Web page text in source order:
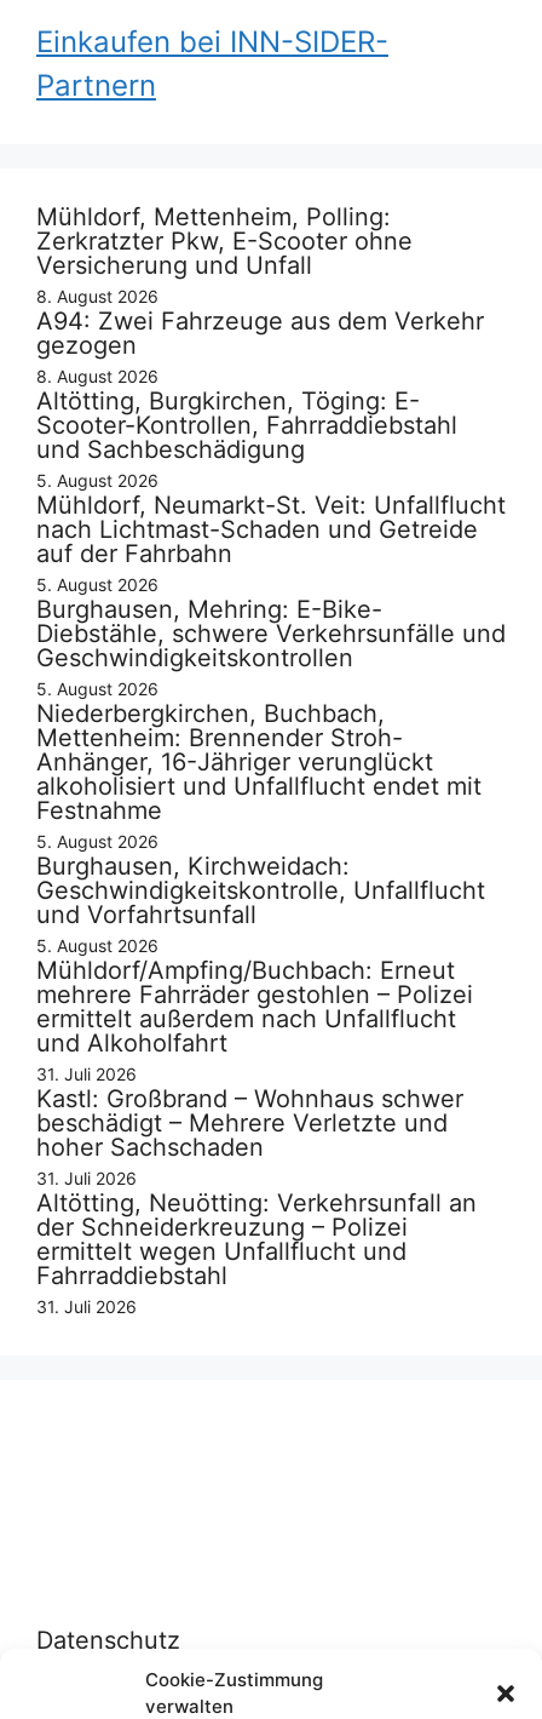
Cookie-Zustimmung
verwalten
Einkaufen bei INN-SIDER-
Partnern
Mühldorf, Mettenheim, Polling:
Zerkratzter Pkw, E-Scooter ohne
Versicherung und Unfall
8. August 2026
A94: Zwei Fahrzeuge aus dem Verkehr
gezogen
8. August 2026
Altötting, Burgkirchen, Töging: E-
Scooter-Kontrollen, Fahrraddiebstahl
und Sachbeschädigung
5. August 2026
Mühldorf, Neumarkt-St. Veit: Unfallflucht
nach Lichtmast-Schaden und Getreide
auf der Fahrbahn
5. August 2026
Burghausen, Mehring: E-Bike-
Diebstähle, schwere Verkehrsunfälle und
Geschwindigkeitskontrollen
5. August 2026
Niederbergkirchen, Buchbach,
Mettenheim: Brennender Stroh-
Anhänger, 16-Jähriger verunglückt
alkoholisiert und Unfallflucht endet mit
Festnahme
5. August 2026
Burghausen, Kirchweidach:
Geschwindigkeitskontrolle, Unfallflucht
und Vorfahrtsunfall
5. August 2026
Mühldorf/Ampfing/Buchbach: Erneut
mehrere Fahrräder gestohlen – Polizei
ermittelt außerdem nach Unfallflucht
und Alkoholfahrt
31. Juli 2026
Kastl: Großbrand – Wohnhaus schwer
beschädigt – Mehrere Verletzte und
hoher Sachschaden
31. Juli 2026
Altötting, Neuötting: Verkehrsunfall an
der Schneiderkreuzung – Polizei
ermittelt wegen Unfallflucht und
Fahrraddiebstahl
31. Juli 2026
Datenschutz
Datenschutzerklärung